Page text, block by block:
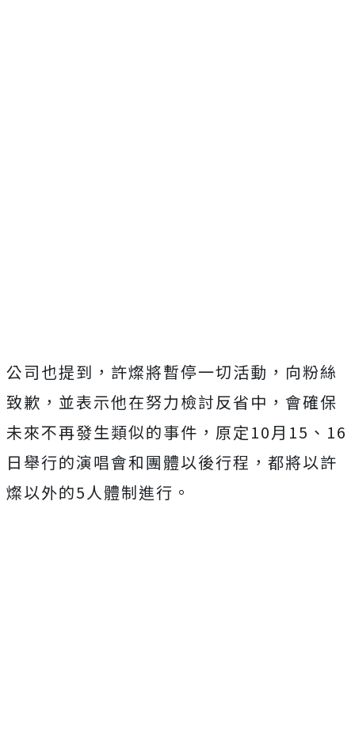
公司也提到，許燦將暫停一切活動，向粉絲
致歉，並表示他在努力檢討反省中，會確保
未來不再發生類似的事件，原定10月15、16
日舉行的演唱會和團體以後行程，都將以許
燦以外的5人體制進行。